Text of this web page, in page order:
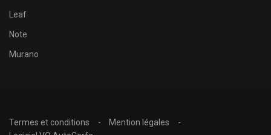
Leaf
Note
Murano
Termes et conditions
Mention légales